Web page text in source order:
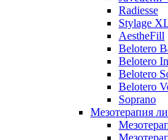
Radiesse
Stylage
AestheFill
Belotero
Belotero
Belotero
Belotero
Soprano
Мезотерапия